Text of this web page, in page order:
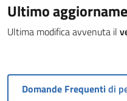
Ultimo
Ultima modifica avvenuta il
Domande Frequentidi